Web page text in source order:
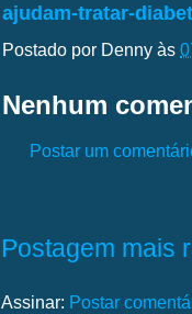
ajudam-tratar-
Postado por Denny às
Nenhum
Postar um
Postagem mais
Assinar: Postar